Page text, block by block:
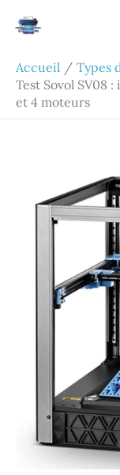
Accueil
Types
Test Sovol SV08
et 4 moteurs
Rechercher